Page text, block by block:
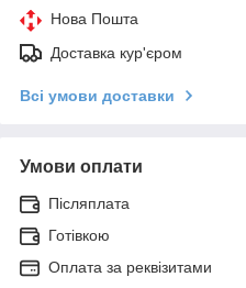
Нова Пошта
Доставка кур'єром
Всі умови доставки
Умови оплати
Післяплата
Готівкою
Оплата за реквізитами